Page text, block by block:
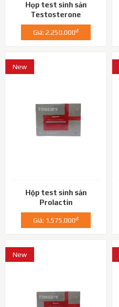
Họp test sinh sản
Testosterone
Giá: 2.250.000đ
New
Hộp test sinh sản
Prolactin
Giá: 1.575.000đ
New